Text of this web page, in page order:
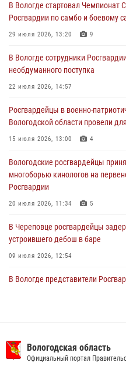
02 августа 2026, 10:37
Росгвардейцы в г. Соколе
31 июля 2026, 06:43
В Вологде стартовал Чемпионат
29 июля 2026, 13:20
В Вологде росгвардейцы
29 июля 2026, 09:08
В Вологде стартовал Чемпионат
Росгвардии по самбо и боевому
29 июля 2026, 13:20 9
В Вологде сотрудники
необдуманного поступка
22 июля 2026, 14:57
Росгвардейцы в военно-
Вологодской области провели
15 июля 2026, 13:00 4
Вологодские росгвардейцы
многоборью кинологов на
Росгвардии
20 июля 2026, 11:34 5
В Череповце росгвардейцы
устроившего дебош в баре
09 июля 2026, 12:54
В Вологде представители
угрожавших молодежи расправой
08 июля 2026, 07:52 1
Вологодская область
Официальный портал